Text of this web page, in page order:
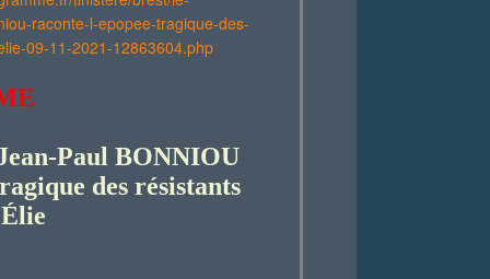
raconte-l-epopee-tragique-des-
09-11-2021-12863604.php
Paul BONNIOU
des résistants